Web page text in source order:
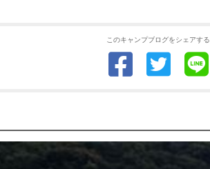
このキャンプブログをシェアする